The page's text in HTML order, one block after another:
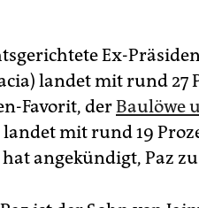
Ex-
landet mit rund 27
Favorit, derBaulöwe
landet mit rund 19
hat angekündigt, Paz